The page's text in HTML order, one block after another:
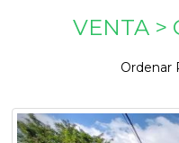
VENTA >
Ordenar
Previous